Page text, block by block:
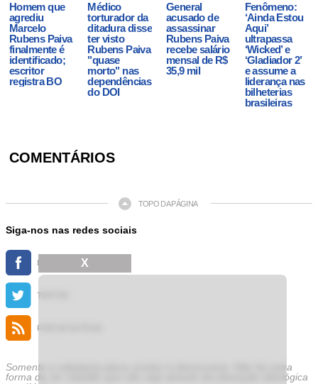
Homem que
agrediu
Marcelo
Rubens Paiva
finalmente é
identificado;
escritor
registra BO
Médico
torturador da
ditadura disse
ter visto
Rubens Paiva
"quase
morto" nas
dependências
do DOI
General
acusado de
assassinar
Rubens Paiva
recebe salário
mensal de R$
35,9 mil
Fenômeno:
‘Ainda Estou
Aqui’
ultrapassa
‘Wicked’ e
‘Gladiador 2’
e assume a
liderança nas
bilheterias
brasileiras
COMENTÁRIOS
TOPO DA PÁGINA
Siga-nos nas redes sociais
FACEBOOK
TWITTER
FEED DE NOTÍCIAS
Somente a cidadania plena conduz à democracia. Não há outra
forma de ser cidadão que não seja através da educação ideológica
X